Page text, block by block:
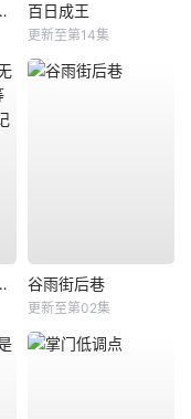
年动态漫 百日成王
更新至第14集
弊魔术师冒险记 谷雨街后巷
更新至第02集